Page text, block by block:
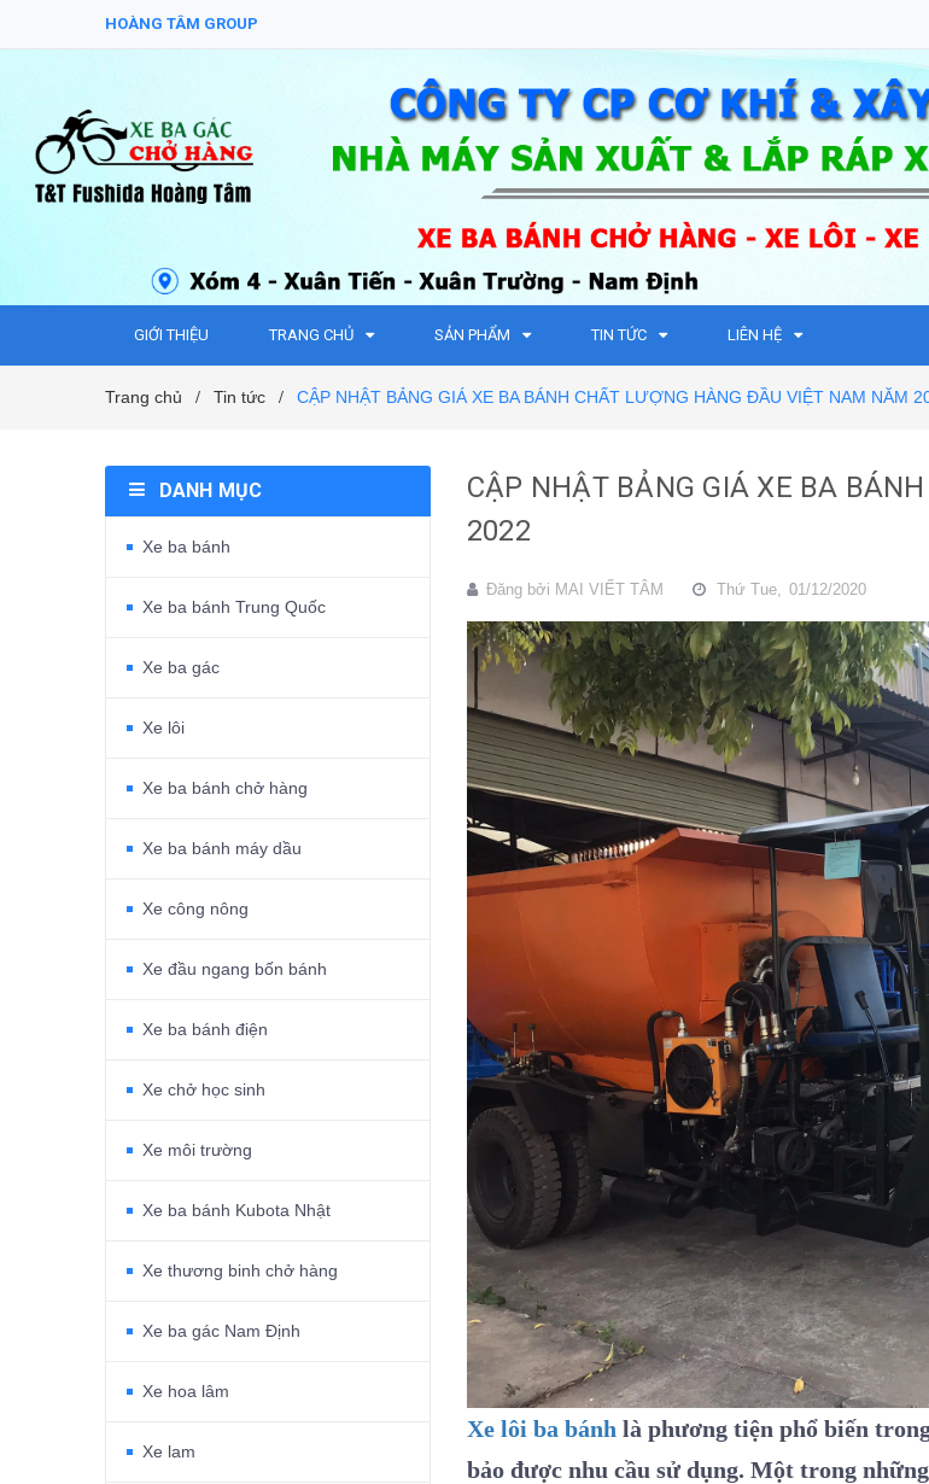
HOÀNG TÂM GROUP
GIỚI THIỆU TRANG CHỦ SẢN PHẨM TIN TỨC LIÊN HỆ
Trang chủ / Tin tức / CẬP NHẬT BẢNG GIÁ XE BA BÁNH CHẤT LƯỢNG HÀNG ĐẦU VIỆT NAM NĂM
CẬP NHẬT BẢNG GIÁ XE BA
2022
Đăng bởi MAI VIẾT TÂM Thứ Tue, 01/12/2020
Xe lôi ba bánh là phương tiện phổ biến
bảo được nhu cầu sử dụng. Một trong
DANH MỤC
Xe ba bánh
Xe ba bánh Trung Quốc
Xe ba gác
Xe lôi
Xe ba bánh chở hàng
Xe ba bánh máy dầu
Xe công nông
Xe đầu ngang bốn bánh
Xe ba bánh điện
Xe chở học sinh
Xe môi trường
Xe ba bánh Kubota Nhật
Xe thương binh chở hàng
Xe ba gác Nam Định
Xe hoa lâm
Xe lam